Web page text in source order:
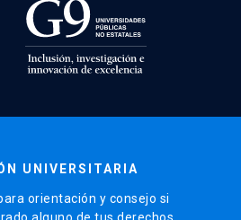
UNIVERSITARIA
orientación y consejo si